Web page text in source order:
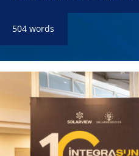
504 words